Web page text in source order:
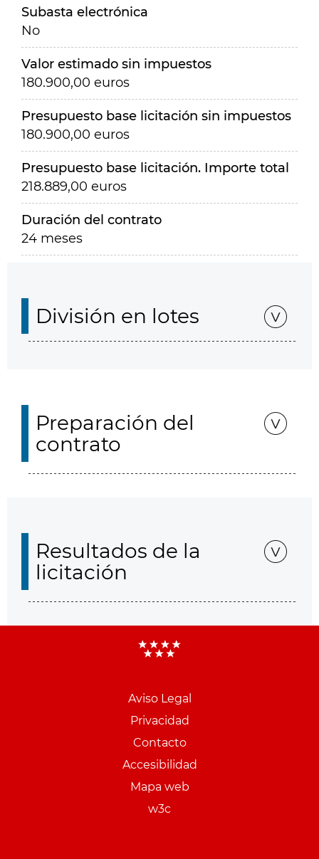
Subasta electrónica
No
Valor estimado sin impuestos
180.900,00 euros
Presupuesto base licitación sin impuestos
180.900,00 euros
Presupuesto base licitación. Importe total
218.889,00 euros
Duración del contrato
24 meses
División en lotes
Preparación del
contrato
Resultados de la
licitación
Aviso Legal
Privacidad
Contacto
Accesibilidad
Mapa web
w3c